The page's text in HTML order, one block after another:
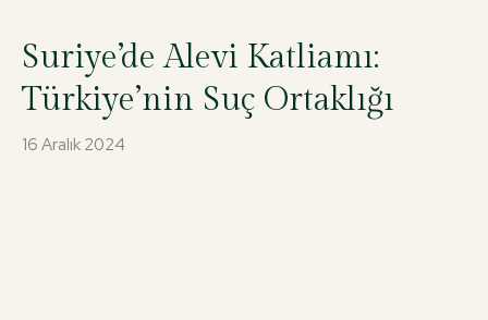
Suriye’de Alevi Katliamı:
Türkiye’nin Suç Ortaklığı
16 Aralık 2024